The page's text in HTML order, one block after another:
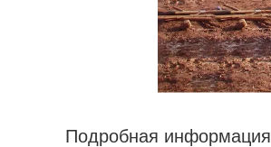
Подробная информация